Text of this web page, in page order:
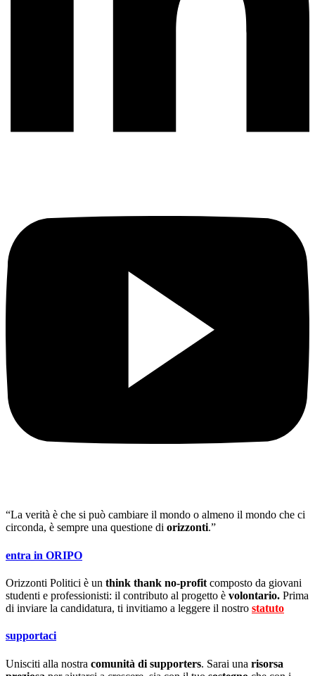
“La verità è che si può cambiare il mondo o almeno il mondo che ci
circonda, è sempre una questione di orizzonti.”
entra in ORIPO
Orizzonti Politici è un think thank no-profit composto da giovani
studenti e professionisti: il contributo al progetto è volontario. Prima
di inviare la candidatura, ti invitiamo a leggere il nostro statuto
supportaci
Unisciti alla nostra comunità di supporters. Sarai una risorsa